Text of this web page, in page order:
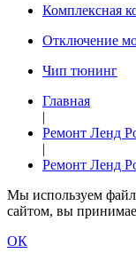
Комплексная
Отключение
Чип тюнинг
Главная
|
Ремонт Ленд
|
Ремонт Ленд
Мы используем
сайтом, вы
ОК